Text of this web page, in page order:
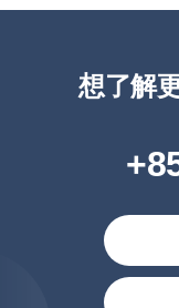
想了解
繁體中文(香港)